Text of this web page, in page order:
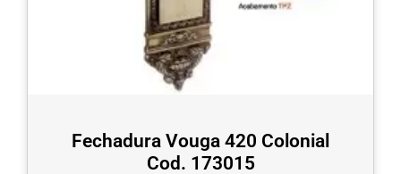
Fechadura Vouga 420 Colonial
Cod. 173015